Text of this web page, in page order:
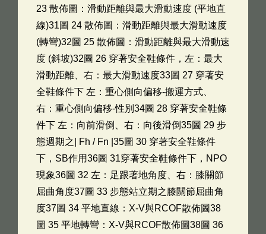
23 散佈圖：滑動距離與最大滑動速度 (平地直
線)31圖 24 散佈圖：滑動距離與最大滑動速度
(轉彎)32圖 25 散佈圖：滑動距離與最大滑動速
度 (斜坡)32圖 26 穿著安全鞋條件，左：最大
滑動距離、右：最大滑動速度33圖 27 穿著安
全鞋條件下 左：重心側向偏移-搬運方式、
右：重心側向偏移-性別34圖 28 穿著安全鞋條
件下 左：向前滑倒、右：向後滑倒35圖 29 步
態週期之| Fh / Fn |35圖 30 穿著安全鞋條件
下，SB作用36圖 31穿著安全鞋條件下，NPO
現象36圖 32 左：足跟著地角度、右：膝關節
屈曲角度37圖 33 步態站立期之膝關節屈曲角
度37圖 34 平地直線：X-V與RCOF散佈圖38
圖 35 平地轉彎：X-V與RCOF散佈圖38圖 36